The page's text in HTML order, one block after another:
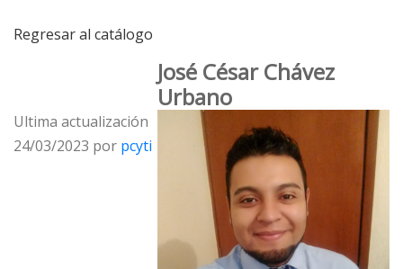
Regresar al catálogo
José César Chávez
Urbano
Ultima actualización
24/03/2023 por pcyti